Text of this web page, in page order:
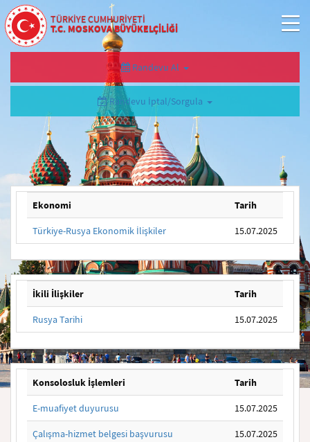
TÜRKİYE CUMHURİYETİ
T.C. MOSKOVA BÜYÜKELÇİLİĞİ
Randevu Al
Randevu İptal/Sorgula
Ekonomi Tarih
Türkiye-Rusya Ekonomik İlişkiler 15.07.2025
İkili İlişkiler Tarih
Rusya Tarihi 15.07.2025
Konsolosluk İşlemleri Tarih
E-muafiyet duyurusu 15.07.2025
Çalışma-hizmet belgesi başvurusu 15.07.2025